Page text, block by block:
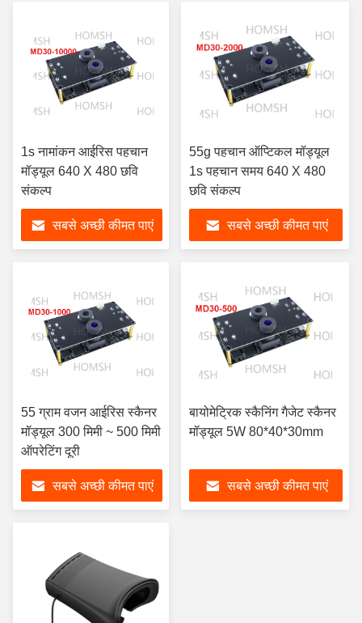
1s नामांकन आईरिस पहचान
मॉड्यूल 640 X 480 छवि
संकल्प
सबसे अच्छी कीमत पाएं
55g पहचान ऑप्टिकल मॉड्यूल
1s पहचान समय 640 X 480
छवि संकल्प
सबसे अच्छी कीमत पाएं
55 ग्राम वजन आईरिस स्कैनर
मॉड्यूल 300 मिमी ~ 500 मिमी
ऑपरेटिंग दूरी
सबसे अच्छी कीमत पाएं
बायोमेट्रिक स्कैनिंग गैजेट स्कैनर
मॉड्यूल 5W 80*40*30mm
सबसे अच्छी कीमत पाएं